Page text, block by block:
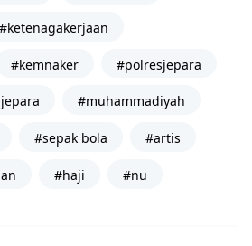
#ketenagakerjaan
#kemnaker #polresjepara
#muhammadiyah
#sepak bola #artis
#haji #nu